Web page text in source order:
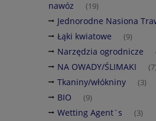
nawóz
(19)
Jednorodne Nasiona
Łąki kwiatowe (9)
Narzędzia ogrodnicze
NA OWADY/ŚLIMAKI (7)
Tkaniny/włókniny (3)
BIO (9)
Wetting Agent`s (3)